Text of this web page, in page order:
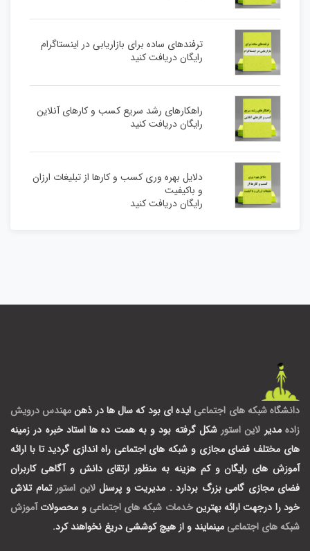
ترفندهای ساده برای بازاریابی در اینستاگرام
رایگان دریافت کنید
راهکارهای رشد سریع کسب و کارهای آنلاین
رایگان دریافت کنید
دلایل بهره وری کسب و کارها از تبلیغات ارزان
و باکیفیت
رایگان دریافت کنید
دانشگاه شبکه های اجتماعی ایده ای بود که سال ها در ذهنمهندس درویش
زاده مدیر لاین استور شکل گرفته بود و به همت ده ها استاد خبره در زمینه
های مختلف فضای مجازی و شبکه های اجتماعی راه اندازی گردید تا با ارائه
آموزش های رایگان و کم هزینه به منظور ارتقای دانش و آگاهی کاربران
فضای مجازی گامی بزرگ بردارد . مدیریت و پرسنللاین استور تمام تلاش
خود را درجهت ارائه بهترینخدمات شبکه های اجتماعی و محصولات آموزش
شبکه های اجتماعی مینمایند و از هیچ کوششی دریغ نخواهند کرد.